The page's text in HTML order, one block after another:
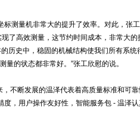
测量机非常大的提升了效率。对此，张
了高效测量，这节约时间成本，非常大的
历史中，稳固的机械结构使我们所有系统
的状态都非常好。”张工欣慰的说。
不断发展的温泽代表着高质量标准和可
，用户操作友好性，智能服务包 - 温泽